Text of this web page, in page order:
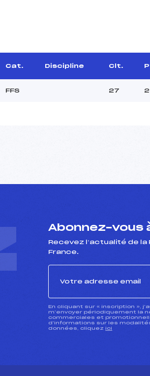
Cat. Discipline Clt.
FFS 27
Abonnez-vous
Recevez l’actualité de la
France.
En cliquant sur « inscription »,
m’envoyer périodiquement la
commerciales et
d’informations sur les
données, cliquez ici